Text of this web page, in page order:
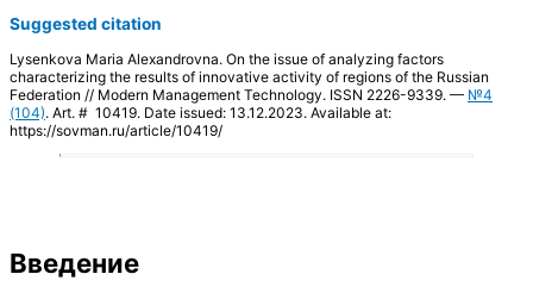
Suggested citation
Lysenkova Maria Alexandrovna. On the issue of analyzing factors
characterizing the results of innovative activity of regions of the Russian
Federation // Modern Management Technology. ISSN 2226-9339. — №4
(104). Art. # 10419. Date issued: 13.12.2023. Available at:
https://sovman.ru/article/10419/
Введение